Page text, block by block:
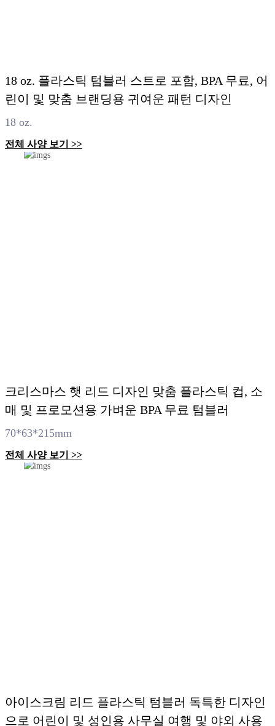
18 oz. 플라스틱 텀블러 스트로 포함, BPA 무료, 어
린이 및 맞춤 브랜딩용 귀여운 패턴 디자인
18 oz.
전체 사양 보기 >>
크리스마스 햇 리드 디자인 맞춤 플라스틱 컵, 소
매 및 프로모션용 가벼운 BPA 무료 텀블러
70*63*215mm
전체 사양 보기 >>
아이스크림 리드 플라스틱 텀블러 독특한 디자인
으로 어린이 및 성인용 사무실 여행 및 야외 사용